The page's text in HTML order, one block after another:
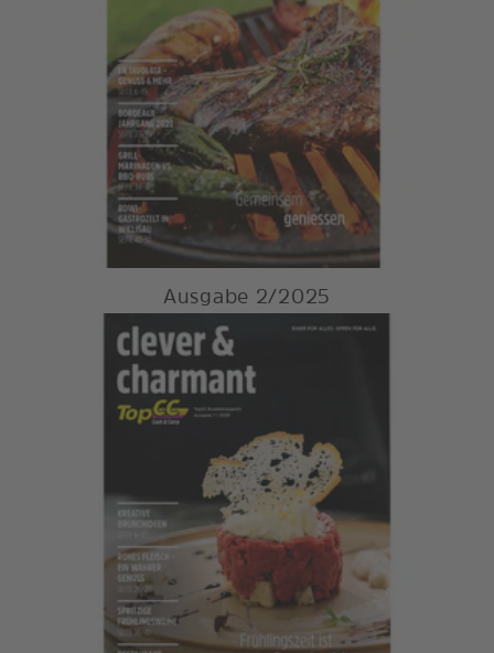
Ausgabe 2/2025